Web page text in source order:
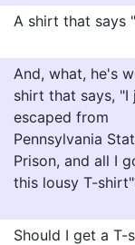
A shirt that says
And, what, he's
shirt that says, "I
escaped from
Pennsylvania
Prison, and all I
this lousy T-
Should I get a T-